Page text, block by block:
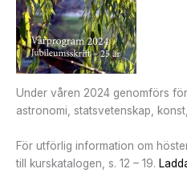
Under våren 2024 genomförs
astronomi, statsvetenskap,
För utförlig information om
till kurskatalogen, s. 12 – 19.